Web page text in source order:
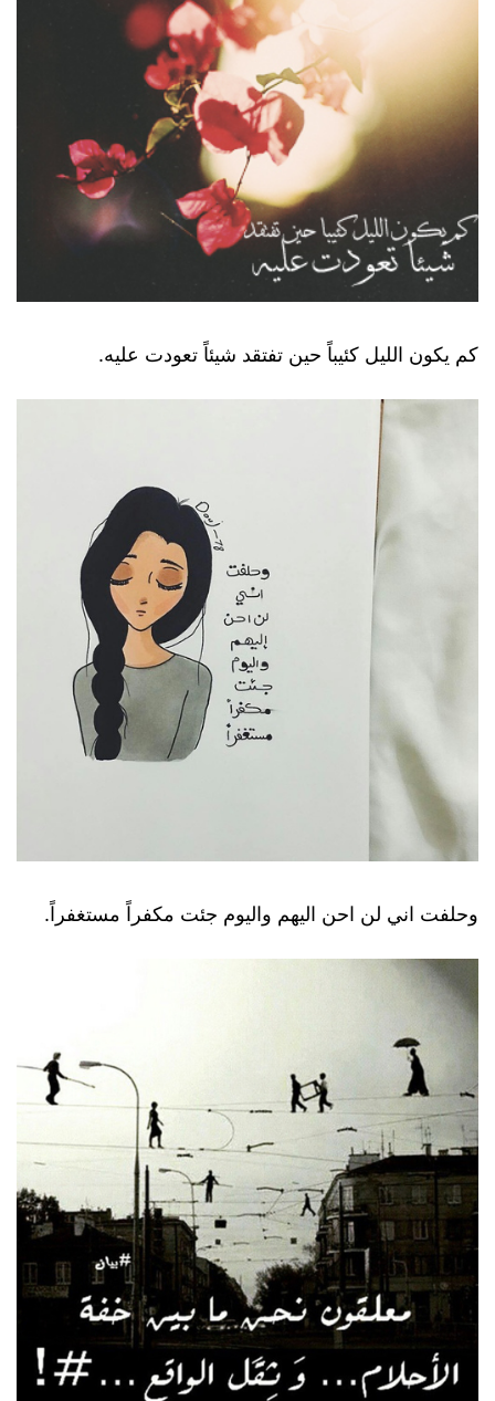
كم يكون الليل كئيباً حين تفتقد شيئاً تعودت عليه.
وحلفت اني لن احن اليهم واليوم جئت مكفراً مستغفراً.